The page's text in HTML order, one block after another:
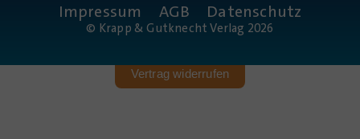
Impressum AGB Datenschutz
© Krapp & Gutknecht Verlag 2026
Vertrag widerrufen